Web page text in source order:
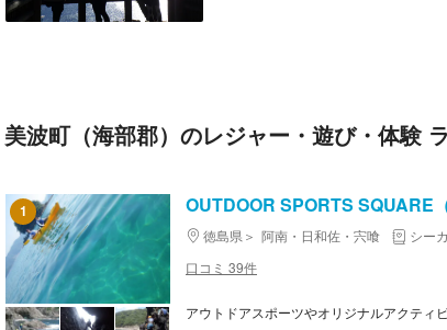
美波町（海部郡）のレジャー・遊び・体験
1 OUTDOOR SPORTS SQUARE
徳島県 阿南・日和佐・宍喰 シー
口コミ 39件
アウトドアスポーツやオリジナルアクティ